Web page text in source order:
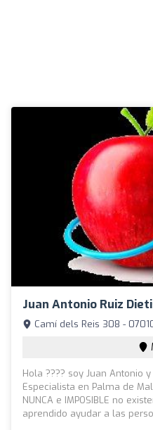
Juan Antonio Ruiz
Camí dels Reis 308 -
Hola ???? soy Juan Antonio
Especialista en Palma de
NUNCA e IMPOSIBLE no
aprendido ayudar a las